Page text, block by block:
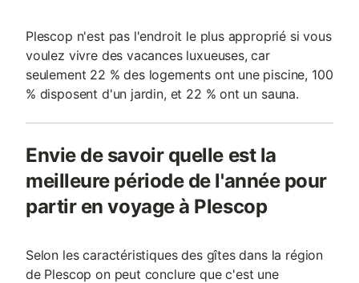
Plescop n'est pas l'endroit le plus approprié si vous
voulez vivre des vacances luxueuses, car
seulement 22 % des logements ont une piscine, 100
% disposent d'un jardin, et 22 % ont un sauna.
Envie de savoir quelle est la
meilleure période de l'année pour
partir en voyage à Plescop
Selon les caractéristiques des gîtes dans la région
de Plescop on peut conclure que c'est une